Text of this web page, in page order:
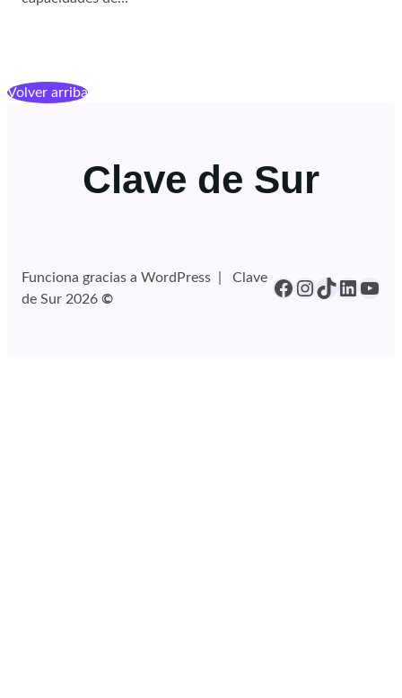
Volver arriba
Clave de Sur
Funciona gracias a WordPress | Clave
de Sur 2026 ©
Facebook
Instagram
TikTok